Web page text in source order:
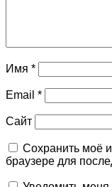
Имя *
Email *
Сайт
Сохранить моё
браузере для